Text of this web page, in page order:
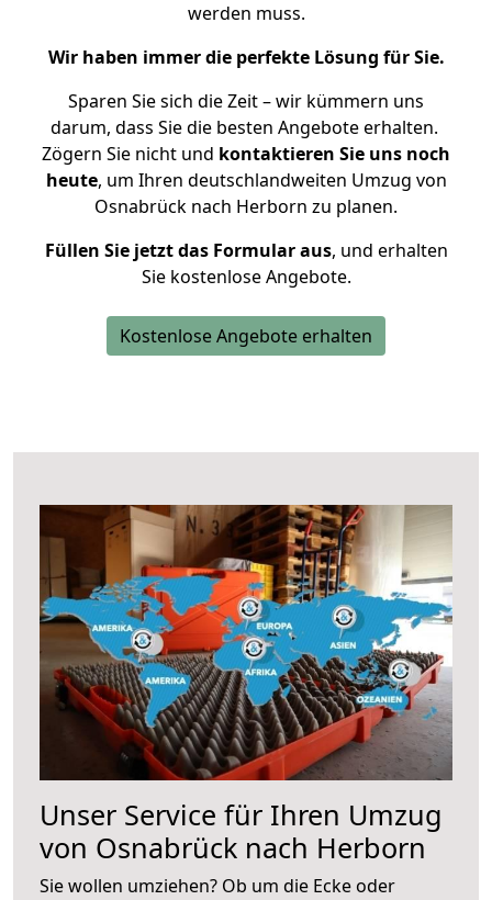
werden muss.
Wir haben immer die perfekte Lösung für Sie.
Sparen Sie sich die Zeit – wir kümmern uns
darum, dass Sie die besten Angebote erhalten.
Zögern Sie nicht und kontaktieren Sie uns noch
heute, um Ihren deutschlandweiten Umzug von
Osnabrück nach Herborn zu planen.
Füllen Sie jetzt das Formular aus, und erhalten
Sie kostenlose Angebote.
Kostenlose Angebote erhalten
Unser Service für Ihren Umzug
von Osnabrück nach Herborn
Sie wollen umziehen? Ob um die Ecke oder